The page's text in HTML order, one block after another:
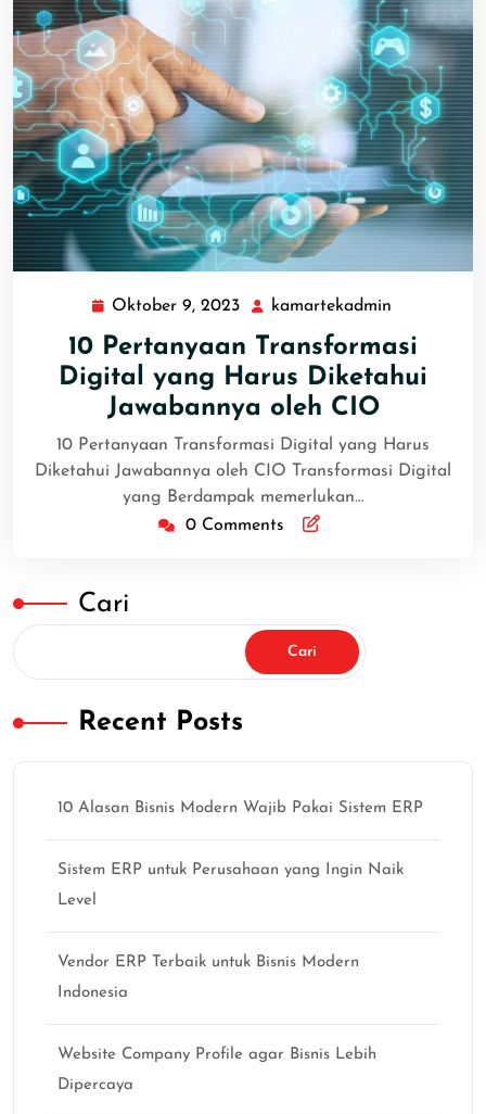
Oktober 9, 2023 kamartekadmin
10 Pertanyaan Transformasi
Digital yang Harus Diketahui
Jawabannya oleh CIO
10 Pertanyaan Transformasi Digital yang Harus
Diketahui Jawabannya oleh CIO Transformasi Digital
yang Berdampak memerlukan…
0 Comments
Cari
Cari
Recent Posts
10 Alasan Bisnis Modern Wajib Pakai Sistem ERP
Sistem ERP untuk Perusahaan yang Ingin Naik
Level
Vendor ERP Terbaik untuk Bisnis Modern
Indonesia
Website Company Profile agar Bisnis Lebih
Dipercaya